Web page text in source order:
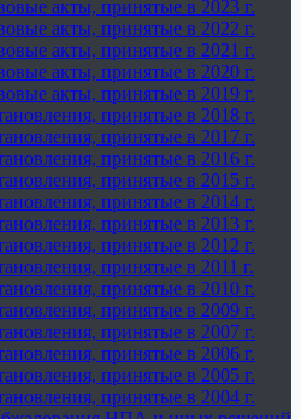
акты, принятые в 2023 г.
акты, принятые в 2022 г.
акты, принятые в 2021 г.
акты, принятые в 2020 г.
акты, принятые в 2019 г.
принятые в 2018 г.
принятые в 2017 г.
принятые в 2016 г.
принятые в 2015 г.
принятые в 2014 г.
принятые в 2013 г.
принятые в 2012 г.
принятые в 2011 г.
принятые в 2010 г.
принятые в 2009 г.
принятые в 2007 г.
принятые в 2006 г.
принятые в 2005 г.
принятые в 2004 г.